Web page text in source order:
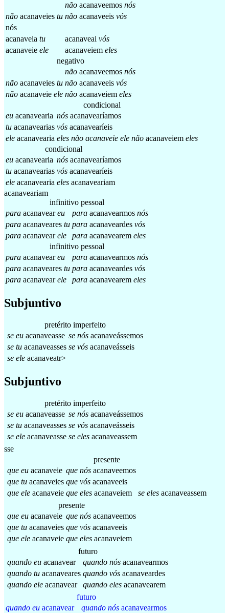
não acanaveemos nós
não acanaveies tu não acanaveeis vós
nós
acanaveia tu acanaveai vós
acanaveie ele acanaveiem eles
negativo
não acanaveemos nós
não acanaveies tu não acanaveeis vós
não acanaveie ele não acanaveiem eles
condicional
eu acanavearia nós acanavearíamos
tu acanavearias vós acanavearíeis
ele acanavearia eles não acanaveie ele não acanaveiem eles
condicional
eu acanavearia nós acanavearíamos
tu acanavearias vós acanavearíeis
ele acanavearia eles acanaveariam
acanaveariam
infinitivo pessoal
para acanaveareu para acanavearmos nós
para acanaveares tu para acanaveardes vós
para acanavearele para acanavearem eles
infinitivo pessoal
para acanaveareu para acanavearmos nós
para acanaveares tu para acanaveardes vós
para acanavearele para acanavearem eles
Subjuntivo
pretérito imperfeito
seeuacanaveasse senósacanaveássemos
setuacanaveasses sevósacanaveásseis
seeleacanaveatr>
Subjuntivo
pretérito imperfeito
seeuacanaveasse senósacanaveássemos
setuacanaveasses sevósacanaveásseis
seeleacanaveasse seelesacanaveassem
sse
presente
queeuacanaveie quenósacanaveemos
quetuacanaveies quevósacanaveeis
queeleacanaveie queelesacanaveiem seelesacanaveassem
presente
queeuacanaveie quenósacanaveemos
quetuacanaveies quevósacanaveeis
queeleacanaveie queelesacanaveiem
futuro
quandoeuacanavear quandonósacanavearmos
quandotuacanaveares quandovósacanaveardes
quandoeleacanavear quandoelesacanavearem
futuro
quando eu acanavear quando nós acanavearmos